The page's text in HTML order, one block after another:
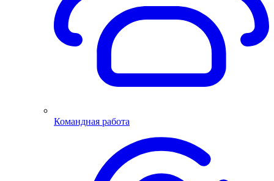
Командная работа